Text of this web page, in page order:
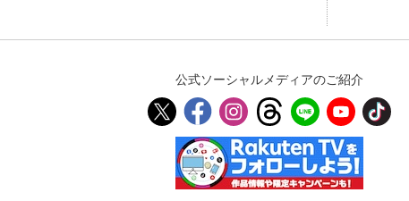
公式ソーシャルメディアのご紹介